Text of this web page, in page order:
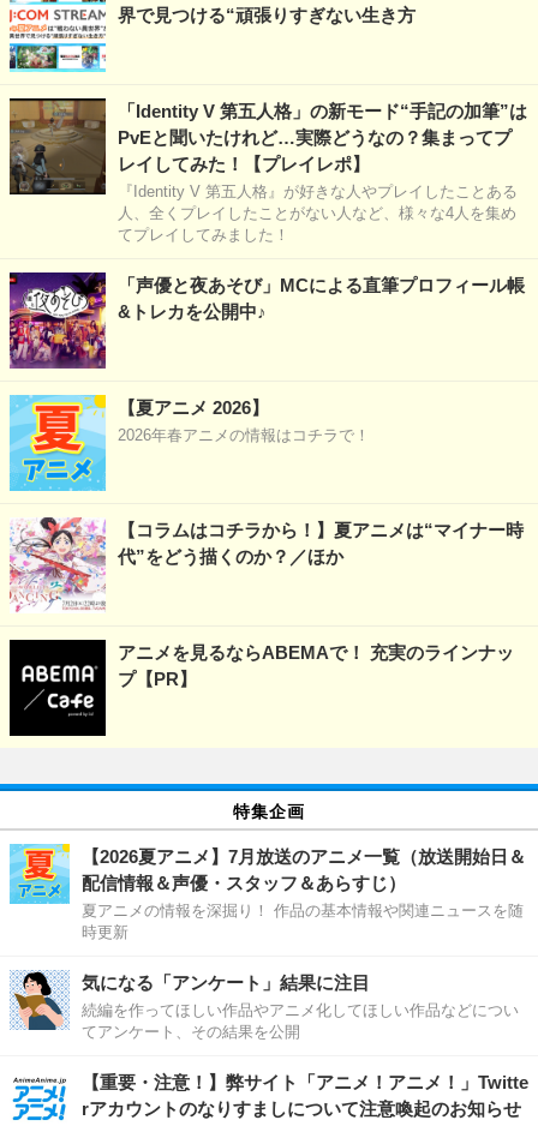
界で見つける“頑張りすぎない生き方
「Identity V 第五人格」の新モード“手記の加筆”は
PvEと聞いたけれど…実際どうなの？集まってプ
レイしてみた！【プレイレポ】
『Identity V 第五人格』が好きな人やプレイしたことある
人、全くプレイしたことがない人など、様々な4人を集め
てプレイしてみました！
「声優と夜あそび」MCによる直筆プロフィール帳
&トレカを公開中♪
【夏アニメ 2026】
2026年春アニメの情報はコチラで！
【コラムはコチラから！】夏アニメは“マイナー時
代”をどう描くのか？／ほか
アニメを見るならABEMAで！ 充実のラインナッ
プ【PR】
特集企画
【2026夏アニメ】7月放送のアニメ一覧（放送開始日＆
配信情報＆声優・スタッフ＆あらすじ）
夏アニメの情報を深掘り！ 作品の基本情報や関連ニュースを随
時更新
気になる「アンケート」結果に注目
続編を作ってほしい作品やアニメ化してほしい作品などについ
てアンケート、その結果を公開
【重要・注意！】弊サイト「アニメ！アニメ！」Twitte
rアカウントのなりすましについて注意喚起のお知らせ